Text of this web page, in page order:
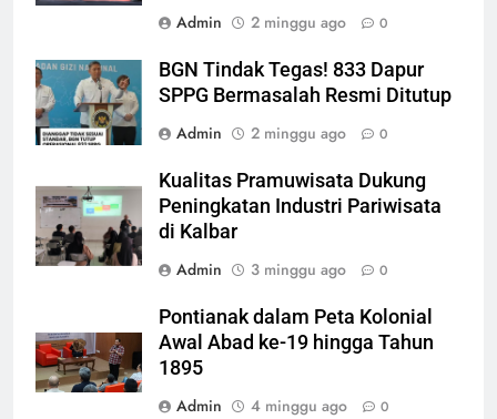
Admin
2 minggu ago 0
BGN Tindak Tegas! 833 Dapur
SPPG Bermasalah Resmi Ditutup
Admin
2 minggu ago 0
Kualitas Pramuwisata Dukung
Peningkatan Industri Pariwisata
di Kalbar
Admin
3 minggu ago 0
Pontianak dalam Peta Kolonial
Awal Abad ke-19 hingga Tahun
1895
Admin
4 minggu ago 0